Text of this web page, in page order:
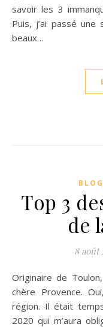
savoir les 3
Puis, j’ai passé
beaux…
BLOG
Top 3
de
8 août
Originaire de Toulon, j’explore pour la première fois ma
chère Provence.
région. Il était
2020 qui m’aura